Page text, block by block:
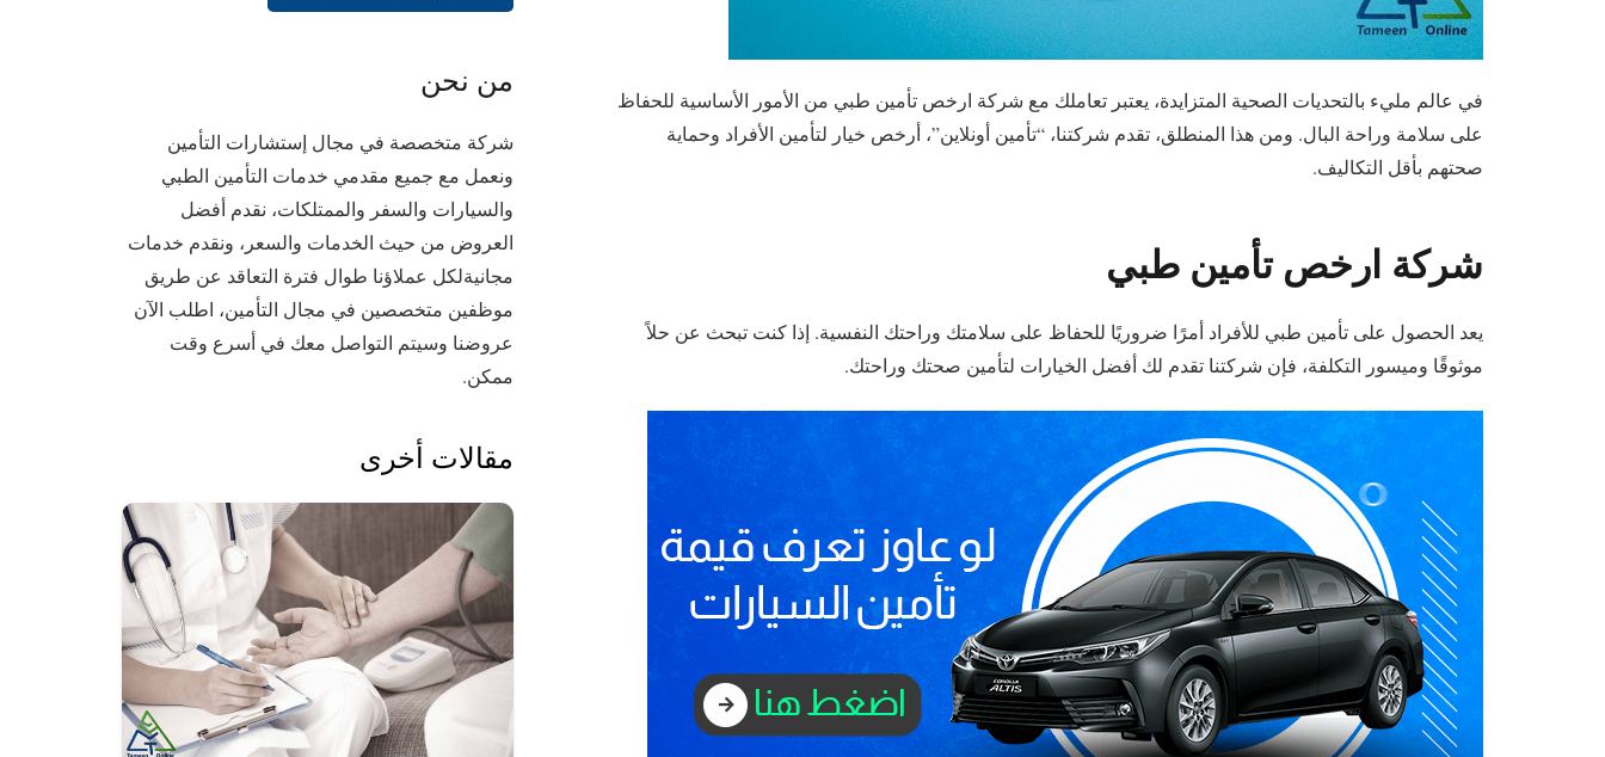
في عالم مليء بالتحديات الصحية المتزايدة، يعتبر تعاملك مع شركة ارخص تأمين طبي من الأمور الأساسية للحفاظ
على سلامة وراحة البال. ومن هذا المنطلق، تقدم شركتنا، “تأمين أونلاين”، أرخص خيار لتأمين الأفراد وحماية
صحتهم بأقل التكاليف.
شركة ارخص تأمين طبي
يعد الحصول على تأمين طبي للأفراد أمرًا ضروريًا للحفاظ على سلامتك وراحتك النفسية. إذا كنت تبحث عن حلاً
موثوقًا وميسور التكلفة، فإن شركتنا تقدم لك أفضل الخيارات لتأمين صحتك وراحتك.
من نحن
شركة متخصصة في مجال إستشارات التأمين
ونعمل مع جميع مقدمي خدمات التأمين الطبي
والسيارات والسفر والممتلكات، نقدم أفضل
العروض من حيث الخدمات والسعر، ونقدم خدمات
مجانيةلكل عملاؤنا طوال فترة التعاقد عن طريق
موظفين متخصصين في مجال التأمين، اطلب الآن
عروضنا وسيتم التواصل معك في أسرع وقت
ممكن.
مقالات أخرى